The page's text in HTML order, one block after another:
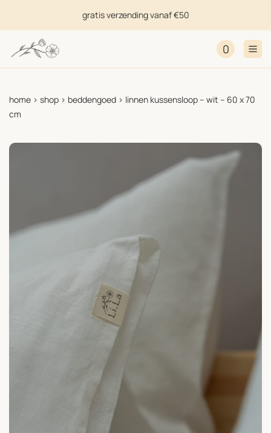
gratis verzending vanaf €50
0
home > shop > beddengoed > linnen kussensloop – wit – 60 x 70
cm